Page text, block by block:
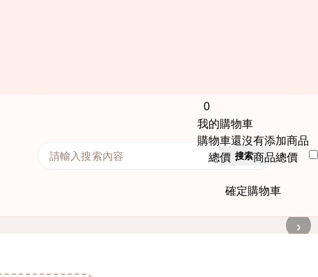
0
我的購物車
購物車還沒有添加商品
總價： 商品總價
確定購物車
搜索
›